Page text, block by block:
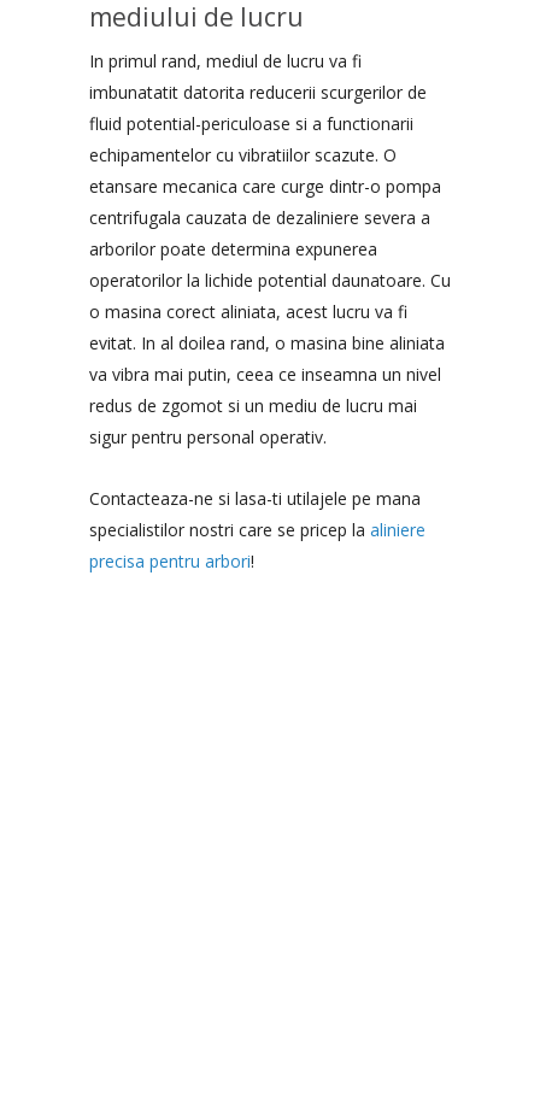
mediului de lucru
In primul rand, mediul de lucru va fi
imbunatatit datorita reducerii scurgerilor de
fluid potential-periculoase si a functionarii
echipamentelor cu vibratiilor scazute. O
etansare mecanica care curge dintr-o pompa
centrifugala cauzata de dezaliniere severa a
arborilor poate determina expunerea
operatorilor la lichide potential daunatoare. Cu
o masina corect aliniata, acest lucru va fi
evitat. In al doilea rand, o masina bine aliniata
va vibra mai putin, ceea ce inseamna un nivel
redus de zgomot si un mediu de lucru mai
sigur pentru personal operativ.
Contacteaza-ne si lasa-ti utilajele pe mana
specialistilor nostri care se pricep la aliniere
precisa pentru arbori!